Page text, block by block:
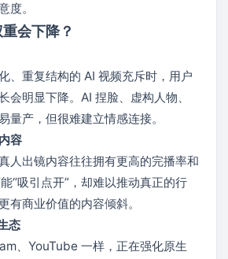
度。
会下降？
、重复结构的 AI 视频充斥时，用户
会明显下降。AI 捏脸、虚构人物、
量产，但很难建立情感连接。
容
人出镜内容往往拥有更高的完播率和
“吸引点开”，却难以推动真正的行
有商业价值的内容倾斜。
态
、YouTube 一样，正在强化原生